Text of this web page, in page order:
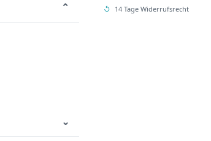
⌄
⌄
↺ 14 Tage Widerrufsrecht